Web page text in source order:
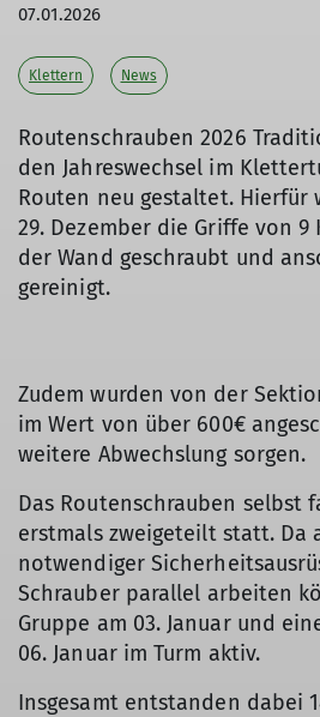
07.01.2026
Klettern News
Routenschrauben 2026
den Jahreswechsel im
Routen neu gestaltet. Hierfür
29. Dezember die Griffe von
der Wand geschraubt und
gereinigt.
Zudem wurden von der
im Wert von über 600€
weitere Abwechslung sorgen.
Das Routenschrauben selbst
erstmals zweigeteilt statt. Da
notwendiger
Schrauber parallel arbeiten
Gruppe am 03. Januar und
06. Januar im Turm aktiv.
Insgesamt entstanden dabei